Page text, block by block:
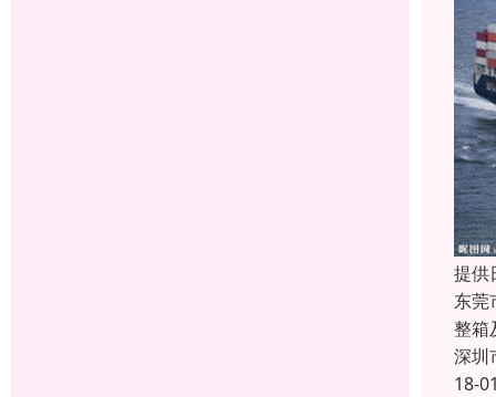
提供
东莞
整箱
深圳
18-